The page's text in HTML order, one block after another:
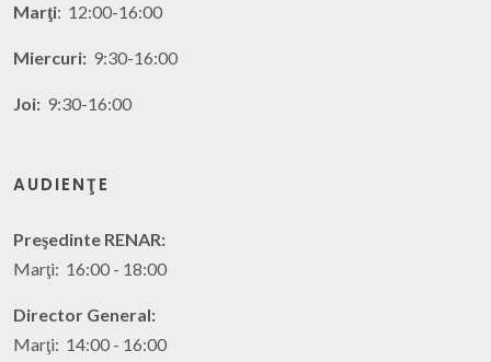
Marţi: 12:00-16:00
Miercuri: 9:30-16:00
Joi: 9:30-16:00
AUDIENŢE
Preşedinte RENAR:
Marţi: 16:00 - 18:00
Director General:
Marţi: 14:00 - 16:00